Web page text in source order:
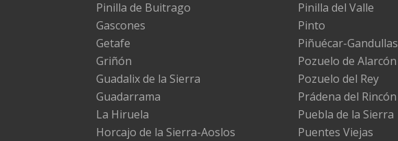
Pinilla de Buitrago
Gascones
Getafe
Griñón
Guadalix de la Sierra
Guadarrama
La Hiruela
Horcajo de la Sierra-Aoslos
Pinilla del Valle
Pinto
Piñuécar-Gandullas
Pozuelo de Alarcón
Pozuelo del Rey
Prádena del Rincón
Puebla de la Sierra
Puentes Viejas